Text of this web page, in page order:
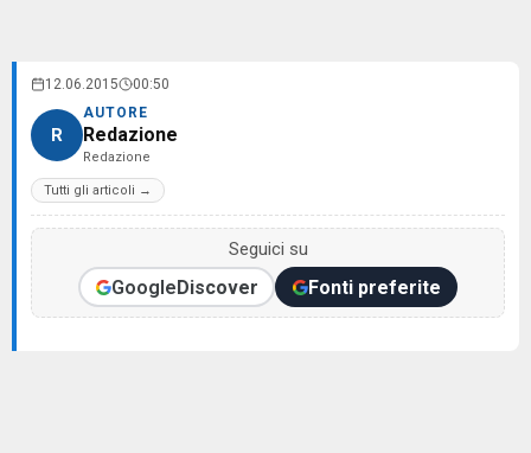
12.06.2015 00:50
R
AUTORE
Redazione
Redazione
Tutti gli articoli →
Seguici su
GoogleDiscover Fonti preferite